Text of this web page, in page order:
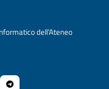
dell’Ateneo